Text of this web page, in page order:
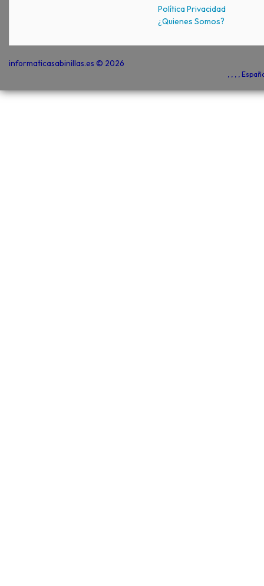
Política Privacidad
¿Quienes Somos?
informaticasabinillas.es © 2026
, , , ,